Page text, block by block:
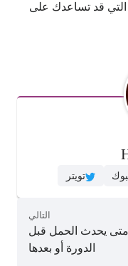
التي قد تساعدك على
تويتر
التالي
متى يحدث الحمل قبل
الدورة أو بعدها